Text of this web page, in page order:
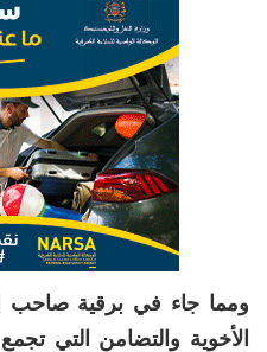
ومما جاء في برقية صاحب
الأخوية والتضامن التي